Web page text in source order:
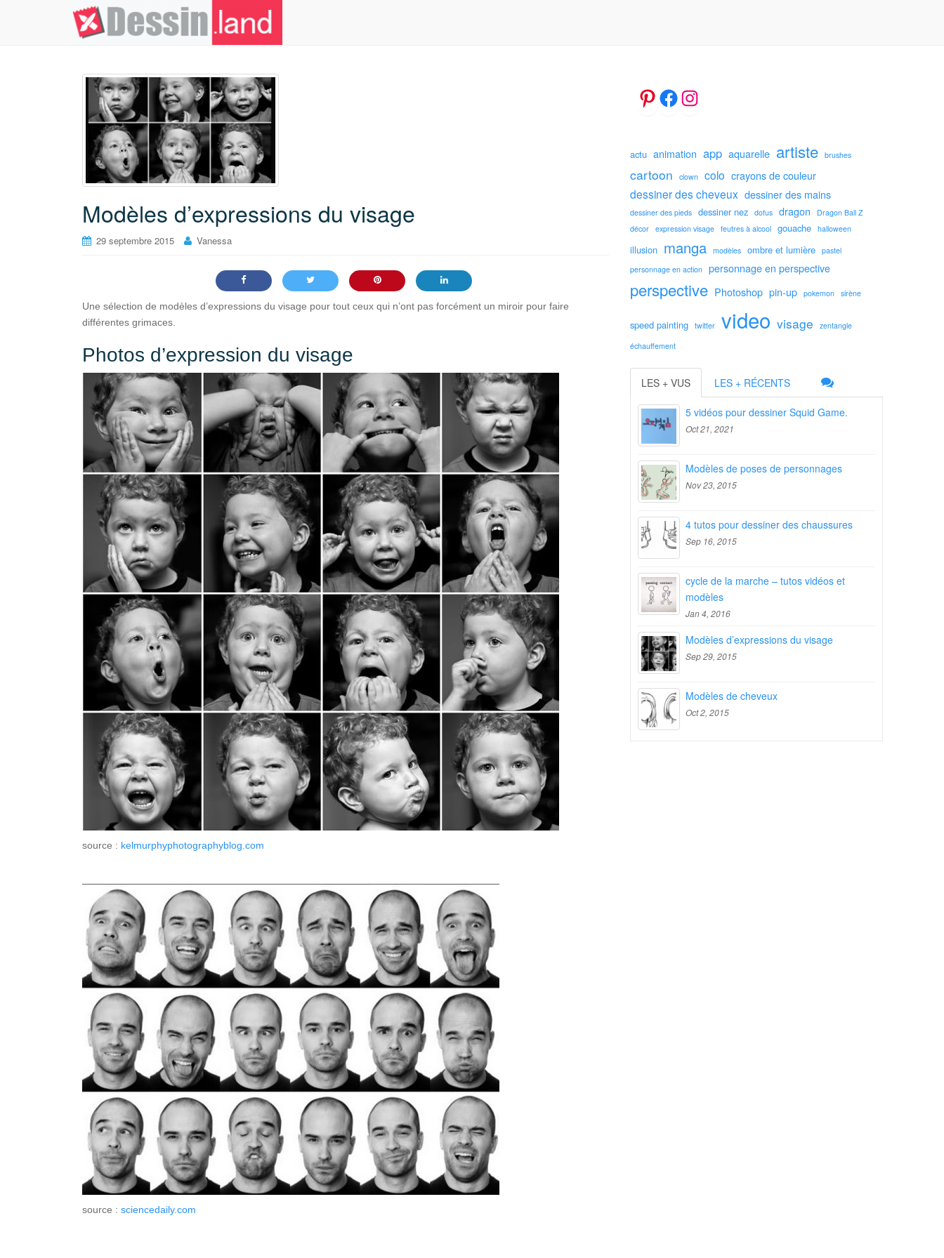
Modèles d’expressions du visage
29 septembre 2015 Vanessa
Une sélection de modèles d’expressions du visage pour tout ceux qui n’ont pas forcément un miroir pour faire
différentes grimaces.
Photos d’expression du visage
source : kelmurphyphotographyblog.com
source : sciencedaily.com
actu animation app aquarelle artiste brushes
cartoon clown colo crayons de couleur
dessiner des cheveux dessiner des mains
dessiner des pieds dessiner nez dofus dragon
Dragon Ball Z
décor expression visage feutres à alcool gouache halloween
illusion manga modèles ombre et lumière pastel
personnage en action personnage en perspective
perspective Photoshop pin-up pokemon sirène
speed painting twitter video visage
zentangle
échauffement
LES + VUS LES + RÉCENTS
5 vidéos pour dessiner Squid Game.
Oct 21, 2021
Modèles de poses de personnages
Nov 23, 2015
4 tutos pour dessiner des chaussures
Sep 16, 2015
cycle de la marche – tutos vidéos et
modèles
Jan 4, 2016
Modèles d’expressions du visage
Sep 29, 2015
Modèles de cheveux
Oct 2, 2015